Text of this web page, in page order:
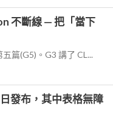
不斷線 — 把「當下
篇(G5)。G3 講了 CL...
發布，其中表格無障